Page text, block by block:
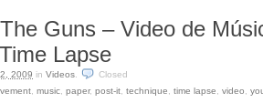
Guns – Video de
Lapse
2009 in Videos
Closed
music paper, post-it technique time lapse video